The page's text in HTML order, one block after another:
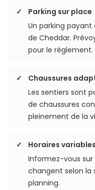
Parking sur place
Un parking payant
de Cheddar.
pour le règlement.
Chaussures
Les sentiers sont
de chaussures
pleinement de la
Horaires variables
Informez-vous sur
changent selon la
planning.